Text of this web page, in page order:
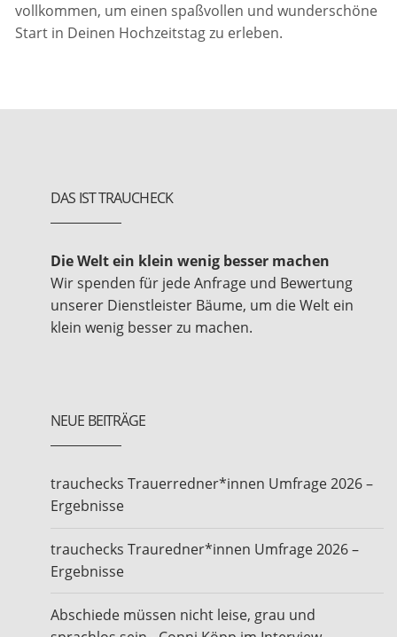
vollkommen, um einen spaßvollen und wunderschöne
Start in Deinen Hochzeitstag zu erleben.
DAS IST TRAUCHECK
Die Welt ein klein wenig besser machen
Wir spenden für jede Anfrage und Bewertung
unserer Dienstleister Bäume, um die Welt ein
klein wenig besser zu machen.
NEUE BEITRÄGE
trauchecks Trauerredner*innen Umfrage 2026 –
Ergebnisse
trauchecks Trauredner*innen Umfrage 2026 –
Ergebnisse
Abschiede müssen nicht leise, grau und